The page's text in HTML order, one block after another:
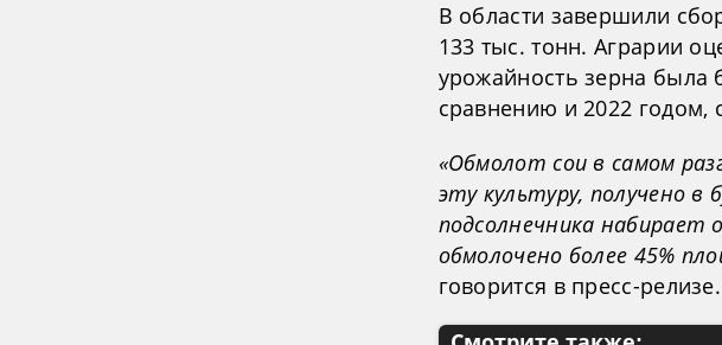
В области завершили
133 тыс. тонн. Аграрии
урожайность зерна была
сравнению и 2022 годом,
«Обмолот сои в самом
эту культуру, получено
подсолнечника
обмолочено более 45%
говорится в пресс-релизе.